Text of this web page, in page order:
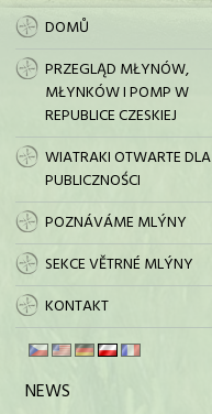
DOMŮ
PRZEGLĄD MŁYNÓW,
MŁYNKÓW I POMP W
REPUBLICE CZESKIEJ
WIATRAKI OTWARTE DLA
PUBLICZNOŚCI
POZNÁVÁME MLÝNY
SEKCE VĚTRNÉ MLÝNY
KONTAKT
NEWS